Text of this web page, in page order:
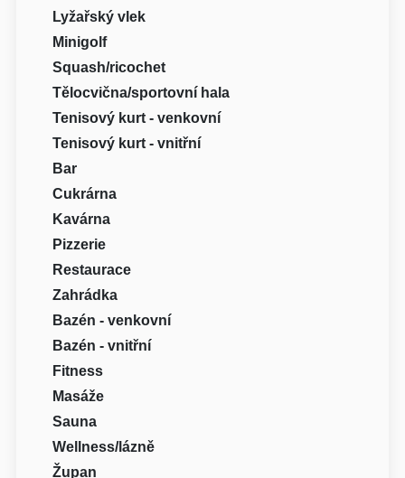
Lyžařský vlek
Minigolf
Squash/ricochet
Tělocvična/sportovní hala
Tenisový kurt - venkovní
Tenisový kurt - vnitřní
Bar
Cukrárna
Kavárna
Pizzerie
Restaurace
Zahrádka
Bazén - venkovní
Bazén - vnitřní
Fitness
Masáže
Sauna
Wellness/lázně
Župan